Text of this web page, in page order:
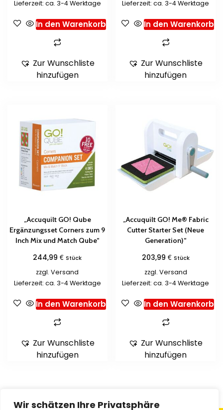
Wir schätzen Ihre Privatsphäre
Lieferzeit: ca. 3-4 Werktage
In den Warenkorb
Zur Wunschliste
hinzufügen
Lieferzeit: ca. 3-4 Werktage
In den Warenkorb
Zur Wunschliste
hinzufügen
„Accuquilt GO! Qube
Ergänzungsset Corners zum 9
Inch Mix und Match Qube“
244,99€ Stück
zzgl.Versand
Lieferzeit: ca. 3-4 Werktage
In den Warenkorb
Zur Wunschliste
hinzufügen
„Accuquilt GO! Me® Fabric
Cutter Starter Set (Neue
Generation)“
203,99 € Stück
zzgl. Versand
Lieferzeit: ca. 3-4 Werktage
In den Warenkorb
Zur Wunschliste
hinzufügen